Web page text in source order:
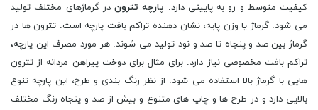
کیفیت متوسط و رو به پایینی دارد. پارچه تترون در گرماژهای مختلف تولید
می ‌شود. گرماژ یا وزن پایه، نشان دهنده‌ تراکم بافت پارچه است. تترون ها در
گرماژ بین صد و پنجاه تا صد و نود تولید می ‌شوند. هر مورد مصرف این پارچه،
تراکم بافت مخصوصی نیاز دارد. برای مثال برای دوخت پیراهن مردانه از تترون‌
هایی با گرماژ بالا استفاده می‌ شود. از نظر رنگ‌ بندی و طرح،‌ این پارچه تنوع
بالایی دارد و در طرح‌ ها و چاپ ‌های متنوع و بیش از صد و پنجاه رنگ مختلف